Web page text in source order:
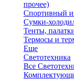
прочее)
Спортивный
Сумки-
Тенты,
Термосы и
Еще
Светотехника
Все